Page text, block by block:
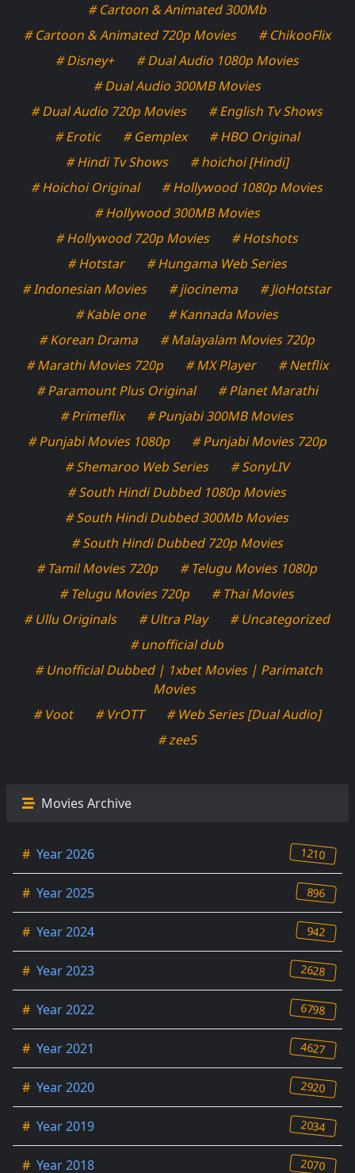
# Cartoon & Animated 300Mb
# Cartoon & Animated 720p Movies
# ChikooFlix
# Disney+
# Dual Audio 1080p Movies
# Dual Audio 300MB Movies
# Dual Audio 720p Movies
# English Tv Shows
# Erotic
# Gemplex
# HBO Original
# Hindi Tv Shows
# hoichoi [Hindi]
# Hoichoi Original
# Hollywood 1080p Movies
# Hollywood 300MB Movies
# Hollywood 720p Movies
# Hotshots
# Hotstar
# Hungama Web Series
# Indonesian Movies
# jiocinema
# JioHotstar
# Kable one
# Kannada Movies
# Korean Drama
# Malayalam Movies 720p
# Marathi Movies 720p
# MX Player
# Netflix
# Paramount Plus Original
# Planet Marathi
# Primeflix
# Punjabi 300MB Movies
# Punjabi Movies 1080p
# Punjabi Movies 720p
# Shemaroo Web Series
# SonyLIV
# South Hindi Dubbed 1080p Movies
# South Hindi Dubbed 300Mb Movies
# South Hindi Dubbed 720p Movies
# Tamil Movies 720p
# Telugu Movies 1080p
# Telugu Movies 720p
# Thai Movies
# Ullu Originals
# Ultra Play
# Uncategorized
# unofficial dub
# Unofficial Dubbed | 1xbet Movies | Parimatch
Movies
# Voot
# VrOTT
# Web Series [Dual Audio]
# zee5
Movies Archive
# Year 2026 1210
# Year 2025 896
# Year 2024 942
# Year 2023 2628
# Year 2022 6798
# Year 2021 4627
# Year 2020 2920
# Year 2019 2034
# Year 2018 2070